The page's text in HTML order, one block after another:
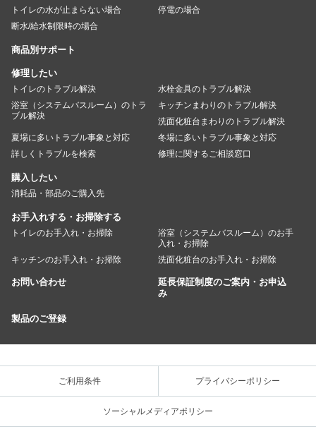
トイレの水が止まらない場合
停電の場合
断水/給水制限時の場合
商品別サポート
修理したい
トイレのトラブル解決
水栓金具のトラブル解決
浴室（システムバスルーム）のトラ
ブル解決
キッチンまわりのトラブル解決
洗面化粧台まわりのトラブル解決
夏場に多いトラブル事象と対応
冬場に多いトラブル事象と対応
詳しくトラブルを検索
修理に関するご相談窓口
購入したい
消耗品・部品のご購入先
お手入れする・お掃除する
トイレのお手入れ・お掃除
浴室（システムバスルーム）のお手
入れ・お掃除
キッチンのお手入れ・お掃除
洗面化粧台のお手入れ・お掃除
お問い合わせ
延長保証制度のご案内・お申込
み
製品のご登録
ご利用条件 プライバシーポリシー
ソーシャルメディアポリシー